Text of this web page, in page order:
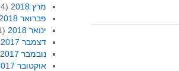
מרץ 2018
(4)
פברואר 2018
ינואר 2018
(1)
דצמבר 2017
נובמבר 2017
אוקטובר 2017